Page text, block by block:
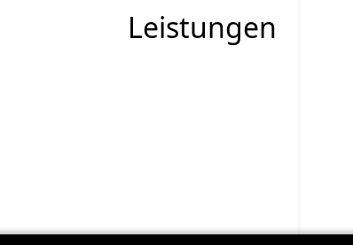
Leistungen